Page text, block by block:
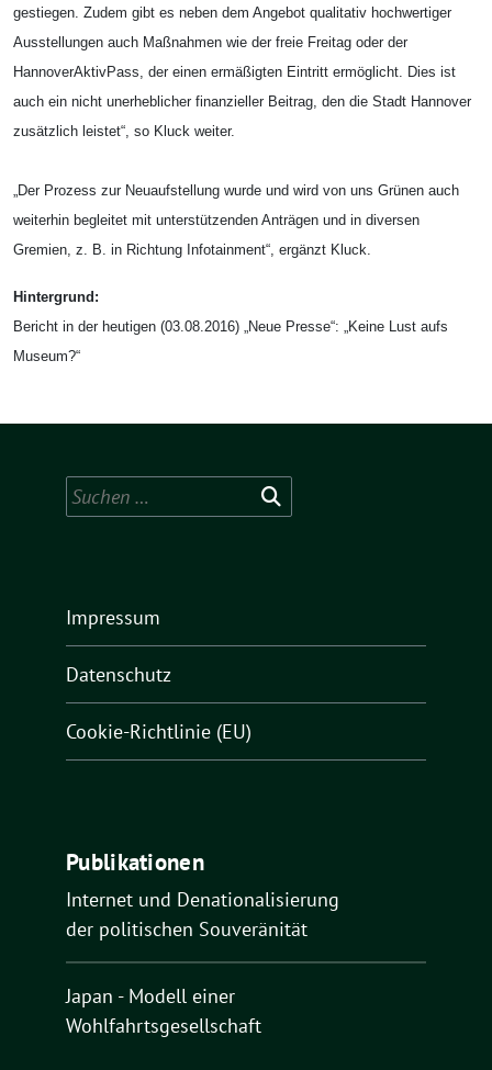
gestiegen. Zudem gibt es neben dem Angebot qualitativ hochwertiger
Ausstellungen auch Maßnahmen wie der freie Freitag oder der
HannoverAktivPass, der einen ermäßigten Eintritt ermöglicht. Dies ist
auch ein nicht unerheblicher finanzieller Beitrag, den die Stadt Hannover
zusätzlich leistet“, so Kluck weiter.
„Der Prozess zur Neuaufstellung wurde und wird von uns Grünen auch
weiterhin begleitet mit unterstützenden Anträgen und in diversen
Gremien, z. B. in Richtung Infotainment“, ergänzt Kluck.
Hintergrund:
Bericht in der heutigen (03.08.2016) „Neue Presse“: „Keine Lust aufs
Museum?“
Suchen
nach:
Impressum
Datenschutz
Cookie-Richtlinie (EU)
Publikationen
Internet und Denationalisierung
der politischen Souveränität
Japan - Modell einer
Wohlfahrtsgesellschaft